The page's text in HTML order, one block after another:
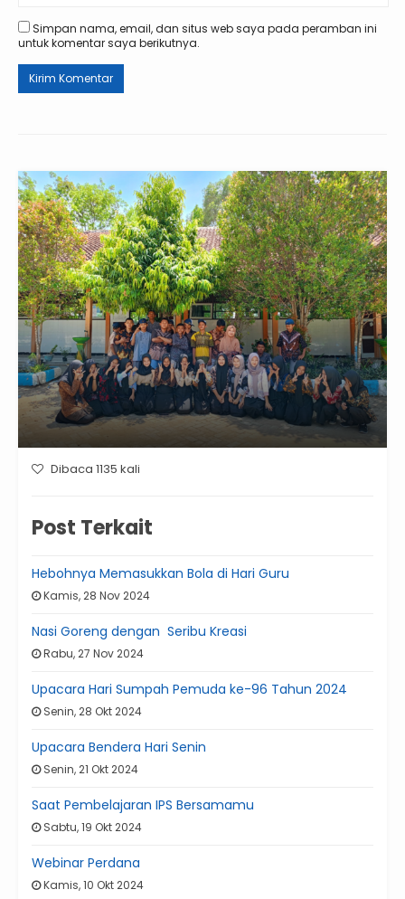
Simpan nama, email, dan situs web saya pada peramban ini
untuk komentar saya berikutnya.
Dibaca 1135 kali
Post Terkait
Hebohnya Memasukkan Bola di Hari Guru
Kamis, 28 Nov 2024
Nasi Goreng dengan Seribu Kreasi
Rabu, 27 Nov 2024
Upacara Hari Sumpah Pemuda ke-96 Tahun 2024
Senin, 28 Okt 2024
Upacara Bendera Hari Senin
Senin, 21 Okt 2024
Saat Pembelajaran IPS Bersamamu
Sabtu, 19 Okt 2024
Webinar Perdana
Kamis, 10 Okt 2024